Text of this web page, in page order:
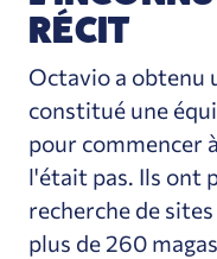
RÉCIT
Octavio a obtenu
constitué une
pour commencer
l'était pas. Ils ont
recherche de
plus de 260